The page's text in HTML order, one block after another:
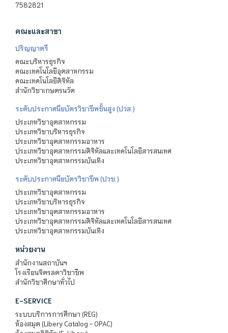
7582821
คณะและสาขา
ปริญญาตรี
คณะบริหารธุรกิจ
คณะเทคโนโลยีอุตสาหกรรม
คณะเทคโนโลยีดิจิทัล
สำนักวิชาเกษตรนวัต
ระดับประกาศนียบัตรวิชาชีพชั้นสูง (ปวส.)
ประเภทวิชาอุตสาหกรรม
ประเภทวิชาบริหารธุรกิจ
ประเภทวิชาอุตสาหกรรมอาหาร
ประเภทวิชาอุตสาหกรรมดิจิทัลและเทคโนโลยีสารสนเทศ
ประเภทวิชาอุตสาหกรรมบันเทิง
ระดับประกาศนียบัตรวิชาชีพ (ปวช.)
ประเภทวิชาอุตสาหกรรม
ประเภทวิชาบริหารธุรกิจ
ประเภทวิชาอุตสาหกรรมอาหาร
ประเภทวิชาอุตสาหกรรมดิจิทัลและเทคโนโลยีสารสนเทศ
ประเภทวิชาอุตสาหกรรมบันเทิง
หน่วยงาน
สำนักงานสถาบันฯ
โรงเรียนจิตรลดาวิชาชีพ
สำนักวิชาศึกษาทั่วไป
E-SERVICE
ระบบบริการการศึกษา (REG)
ห้องสมุด (Libery Catalog - OPAC)